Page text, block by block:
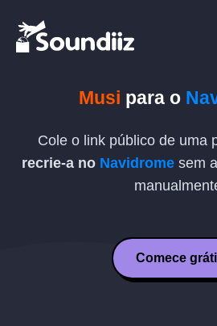
Musi para o
Cole o link público de uma
recrie-a no Navidrome sem
Comece